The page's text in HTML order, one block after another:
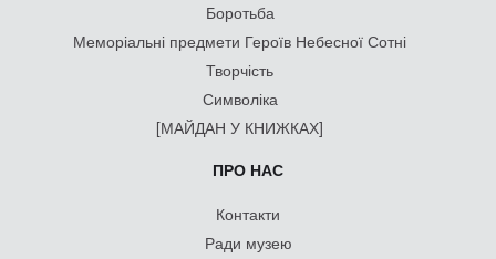
Боротьба
Меморіальні предмети Героїв Небесної Сотні
Творчість
Символіка
[МАЙДАН У КНИЖКАХ]
ПРО НАС
Контакти
Ради музею